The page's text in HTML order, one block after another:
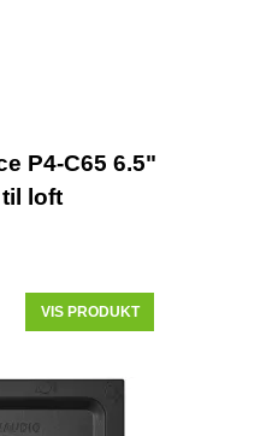
P4-C65 6.5"
loft
VIS PRODUKT